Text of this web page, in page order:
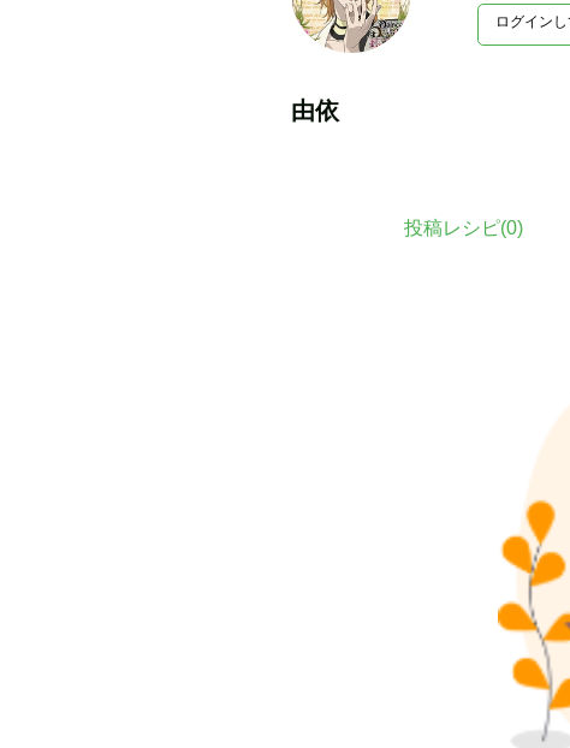
ログイン
由依
投稿レシピ(0)